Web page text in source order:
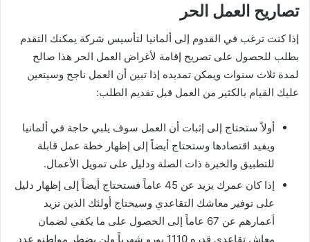
تصاريح العمل الحر
إذا كنت ترغب في القدوم إلى ألمانيا لتأسيس شركة يمكنك التقدم
بطلب للحصول على تصريح إقامة لأغراض العمل الحر هذا صالح
لمدة ثلاث سنوات ويمكن تمديده إذا تبين أن العمل ناجح وسيتعين
عليك القيام بالكثير من العمل قبل تقديم الطلب:
أولاً ستحتاج إلى إثبات أن العمل سوف يلبي حاجة في ألمانيا
ويفيد اقتصادها وستحتاج أيضاً إلى إظهار خطة عمل قابلة
للتطبيق والخبرة ذات الصلة ودليل على تمويل الأعمال.
إذا كان عمرك يزيد عن 45 عاماً فستحتاج أيضاً إلى إظهار دليل
على توفير معاشك التقاعدي وسيحتاج أولئك الذين تزيد
أعمارهم عن 67 عاماً إلى الحصول على ما يكفي لضمان
معاش تقاعدي قدره 1110 يورو شهرياً ولن يضطر مواطنو عدد